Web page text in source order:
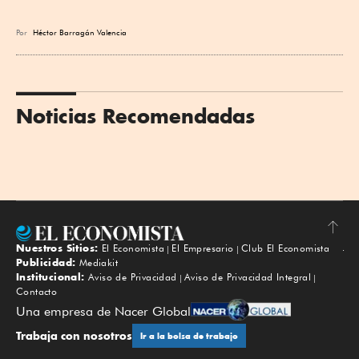
Por Héctor Barragán Valencia
Noticias Recomendadas
Subir
Nuestros Sitios: El Economista El Empresario
Club El Economista
Publicidad: Mediakit
Institucional: Aviso de Privacidad
Aviso de Privacidad Integral
Contacto
Una empresa de Nacer Global
Trabaja con nosotros Ir a la bolsa de trabajo